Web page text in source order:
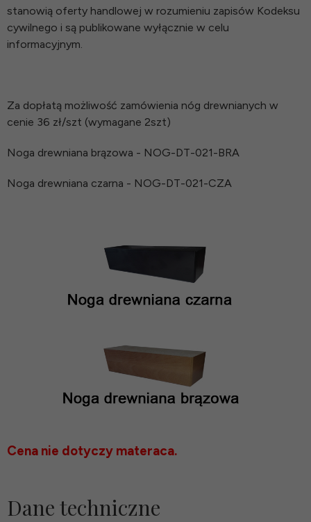
stanowią oferty handlowej w rozumieniu zapisów Kodeksu
cywilnego i są publikowane wyłącznie w celu
informacyjnym.
Za dopłatą możliwość zamówienia nóg drewnianych w
cenie 36 zł/szt (wymagane 2szt)
Noga drewniana brązowa - NOG-DT-021-BRA
Noga drewniana czarna - NOG-DT-021-CZA
Cena nie dotyczy materaca.
Dane techniczne